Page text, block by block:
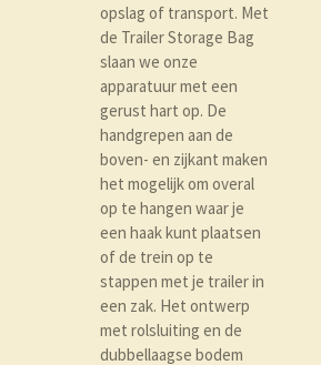
opslag of transport. Met
de Trailer Storage Bag
slaan we onze
apparatuur met een
gerust hart op. De
handgrepen aan de
boven- en zijkant maken
het mogelijk om overal
op te hangen waar je
een haak kunt plaatsen
of de trein op te
stappen met je trailer in
een zak. Het ontwerp
met rolsluiting en de
dubbellaagse bodem